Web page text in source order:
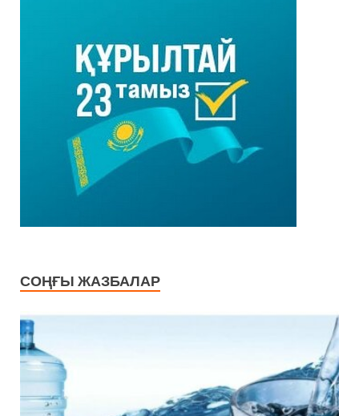
СОҢҒЫ ЖАЗБАЛАР